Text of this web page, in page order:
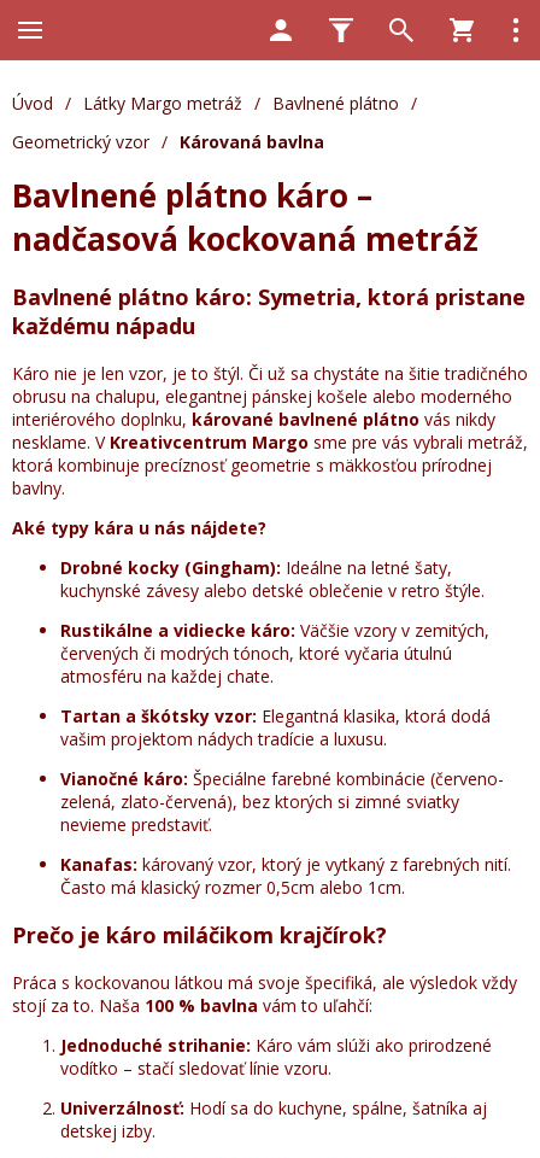
Úvod / Látky Margo metráž / Bavlnené plátno /
Geometrický vzor / Károvaná bavlna
Bavlnené plátno káro –
nadčasová kockovaná metráž
Bavlnené plátno káro: Symetria, ktorá pristane
každému nápadu
Káro nie je len vzor, je to štýl. Či už sa chystáte na šitie tradičného
obrusu na chalupu, elegantnej pánskej košele alebo moderného
interiérového doplnku, kárované bavlnené plátno vás nikdy
nesklame. V Kreativcentrum Margo sme pre vás vybrali metráž,
ktorá kombinuje precíznosť geometrie s mäkkosťou prírodnej
bavlny.
Aké typy kára u nás nájdete?
Drobné kocky (Gingham): Ideálne na letné šaty,
kuchynské závesy alebo detské oblečenie v retro štýle.
Rustikálne a vidiecke káro: Väčšie vzory v zemitých,
červených či modrých tónoch, ktoré vyčaria útulnú
atmosféru na každej chate.
Tartan a škótsky vzor: Elegantná klasika, ktorá dodá
vašim projektom nádych tradície a luxusu.
Vianočné káro: Špeciálne farebné kombinácie (červeno-
zelená, zlato-červená), bez ktorých si zimné sviatky
nevieme predstaviť.
Kanafas: károvaný vzor, ktorý je vytkaný z farebných nití.
Často má klasický rozmer 0,5cm alebo 1cm.
Prečo je káro miláčikom krajčírok?
Práca s kockovanou látkou má svoje špecifiká, ale výsledok vždy
stojí za to. Naša 100 % bavlna vám to uľahčí:
Jednoduché strihanie: Káro vám slúži ako prirodzené
vodítko – stačí sledovať línie vzoru.
Univerzálnosť: Hodí sa do kuchyne, spálne, šatníka aj
detskej izby.